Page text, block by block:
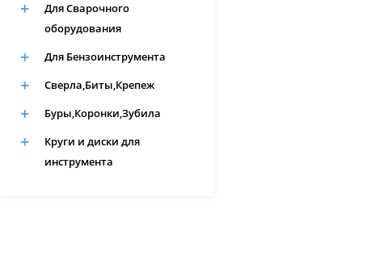
Для Сварочного
оборудования
Для Бензоинструмента
Сверла,Биты,Крепеж
Буры,Коронки,Зубила
Круги и диски для
инструмента